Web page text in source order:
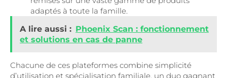
adaptés à toute la famille.
A lire aussi : Phoenix Scan : fonctionnement
et solutions en cas de panne
Chacune de ces plateformes combine simplicité
d’utilisation et spécialisation familiale, un duo gagnant